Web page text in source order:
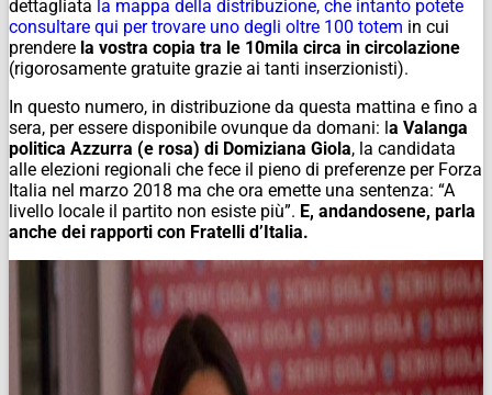
dettagliata la mappa della distribuzione, che intanto potete
consultare qui per trovare uno degli oltre 100 totem in cui
prendere la vostra copia tra le 10mila circa in circolazione
(rigorosamente gratuite grazie ai tanti inserzionisti).
In questo numero, in distribuzione da questa mattina e fino a
sera, per essere disponibile ovunque da domani: la Valanga
politica Azzurra (e rosa) di Domiziana Giola, la candidata
alle elezioni regionali che fece il pieno di preferenze per Forza
Italia nel marzo 2018 ma che ora emette una sentenza: “A
livello locale il partito non esiste più”. E, andandosene, parla
anche dei rapporti con Fratelli d’Italia.